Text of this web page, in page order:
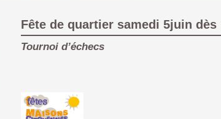
Fête de quartier samedi 5juin dès
Tournoi d’échecs